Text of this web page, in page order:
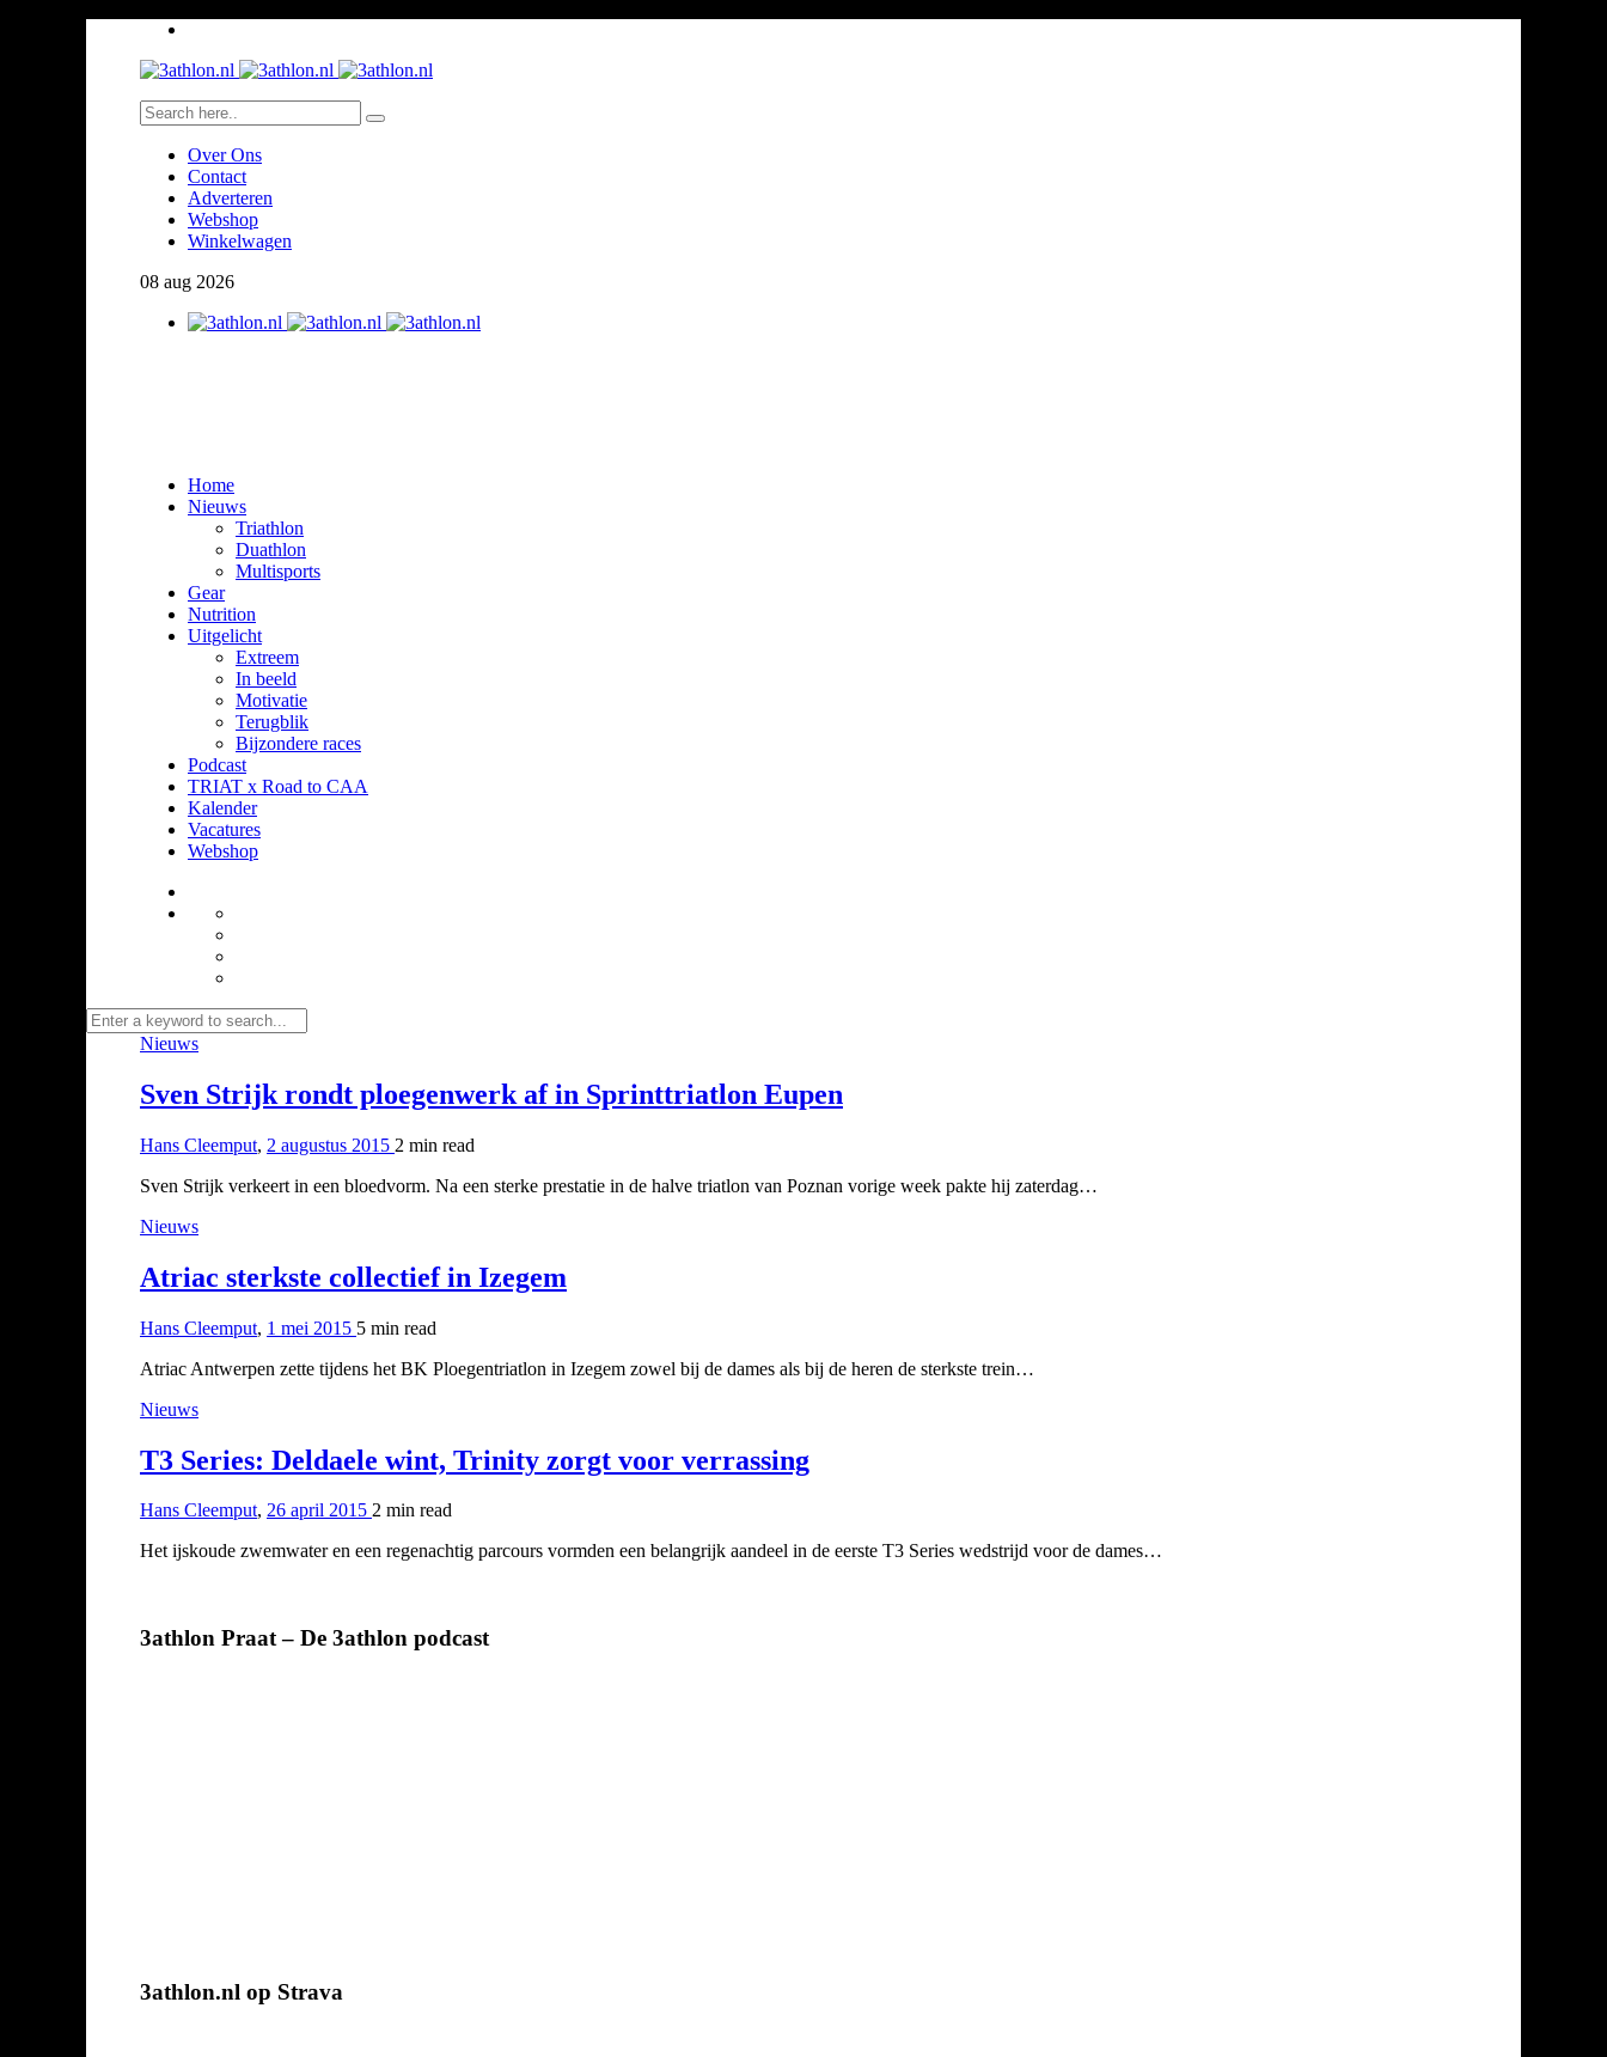
Over Ons
Contact
Adverteren
Webshop
Winkelwagen
08 aug 2026
Home
Nieuws
Triathlon
Duathlon
Multisports
Gear
Nutrition
Uitgelicht
Extreem
In beeld
Motivatie
Terugblik
Bijzondere races
Podcast
TRIAT x Road to CAA
Kalender
Vacatures
Webshop
Nieuws
Sven Strijk rondt ploegenwerk af in Sprinttriatlon Eupen
Hans Cleemput, 2 augustus 2015 2 min read
Sven Strijk verkeert in een bloedvorm. Na een sterke prestatie in de halve triatlon van Poznan vorige week pakte hij zaterdag…
Nieuws
Atriac sterkste collectief in Izegem
Hans Cleemput, 1 mei 2015 5 min read
Atriac Antwerpen zette tijdens het BK Ploegentriatlon in Izegem zowel bij de dames als bij de heren de sterkste trein…
Nieuws
T3 Series: Deldaele wint, Trinity zorgt voor verrassing
Hans Cleemput, 26 april 2015 2 min read
Het ijskoude zwemwater en een regenachtig parcours vormden een belangrijk aandeel in de eerste T3 Series wedstrijd voor de dames…
3athlon Praat – De 3athlon podcast
3athlon.nl op Strava